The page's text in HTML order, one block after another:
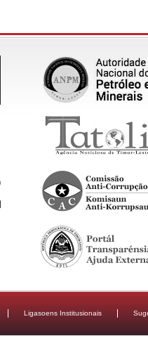
Ligasoens Institusionais